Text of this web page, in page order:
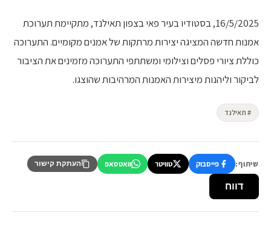
16/5/2025, בסטודיו בעיר פאי בצפון תאילנד, מתקיימת תערוכת
אמנות חדשה המציגה יצירות מרתקות של אמנים מקומיים. התערוכה
כוללת ציורי פסלים וצילומי ומשתתפי התערוכה מזמינים את הציבור
לביקור וליהנות מיצירות האמנות המרהיבות שהוצגו.
# תאילנד
שיתוף: פייסבוק טוויטר וואטסאפ העתקת קישור
דווח